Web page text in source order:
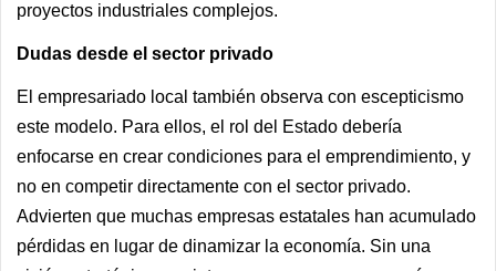
proyectos industriales complejos.
Dudas desde el sector privado
El empresariado local también observa con escepticismo
este modelo. Para ellos, el rol del Estado debería
enfocarse en crear condiciones para el emprendimiento, y
no en competir directamente con el sector privado.
Advierten que muchas empresas estatales han acumulado
pérdidas en lugar de dinamizar la economía. Sin una